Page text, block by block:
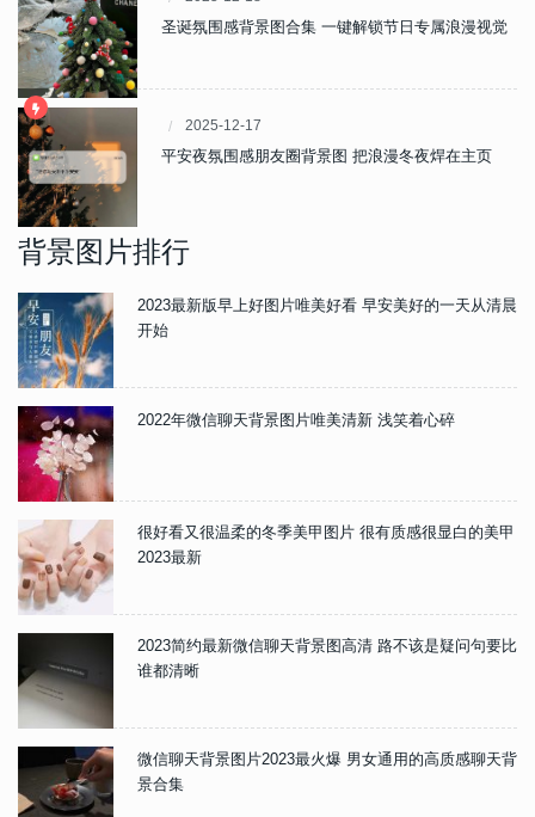
圣诞氛围感背景图合集 一键解锁节日专属浪漫视觉
2025-12-17
平安夜氛围感朋友圈背景图 把浪漫冬夜焊在主页
背景图片排行
2023最新版早上好图片唯美好看 早安美好的一天从清晨
开始
2022年微信聊天背景图片唯美清新 浅笑着心碎
很好看又很温柔的冬季美甲图片 很有质感很显白的美甲
2023最新
2023简约最新微信聊天背景图高清 路不该是疑问句要比
谁都清晰
微信聊天背景图片2023最火爆 男女通用的高质感聊天背
景合集